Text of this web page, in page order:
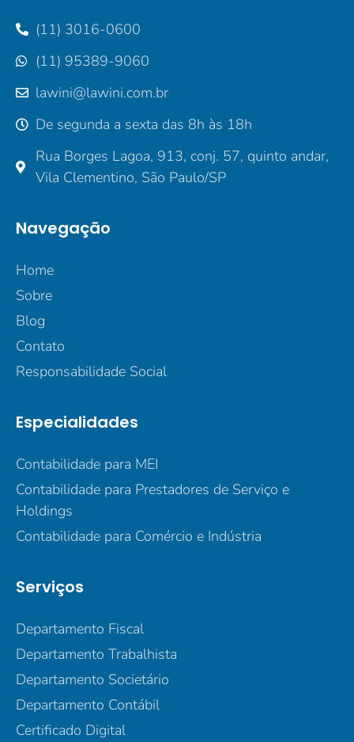
(11) 3016-0600
(11) 95389-9060
lawini@lawini.com.br
De segunda a sexta das 8h às 18h
Rua Borges Lagoa, 913, conj. 57, quinto andar,
Vila Clementino, São Paulo/SP
Navegação
Home
Sobre
Blog
Contato
Responsabilidade Social
Especialidades
Contabilidade para MEI
Contabilidade para Prestadores de Serviço e
Holdings
Contabilidade para Comércio e Indústria
Serviços
Departamento Fiscal
Departamento Trabalhista
Departamento Societário
Departamento Contábil
Certificado Digital